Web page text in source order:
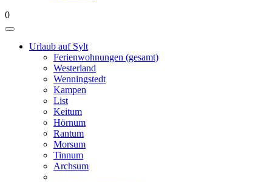
0
Urlaub auf Sylt
Ferienwohnungen (gesamt)
Westerland
Wenningstedt
Kampen
List
Keitum
Hörnum
Rantum
Morsum
Tinnum
Archsum